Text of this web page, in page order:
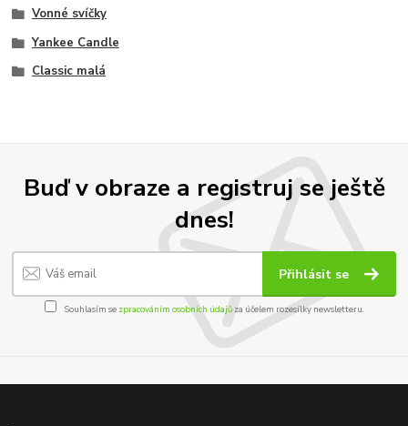
Vonné svíčky
Yankee Candle
Classic malá
Buď v obraze a registruj se ještě
dnes!
Přihlásit se
Souhlasím se zpracováním osobních údajůza účelem rozesílky newsletteru.